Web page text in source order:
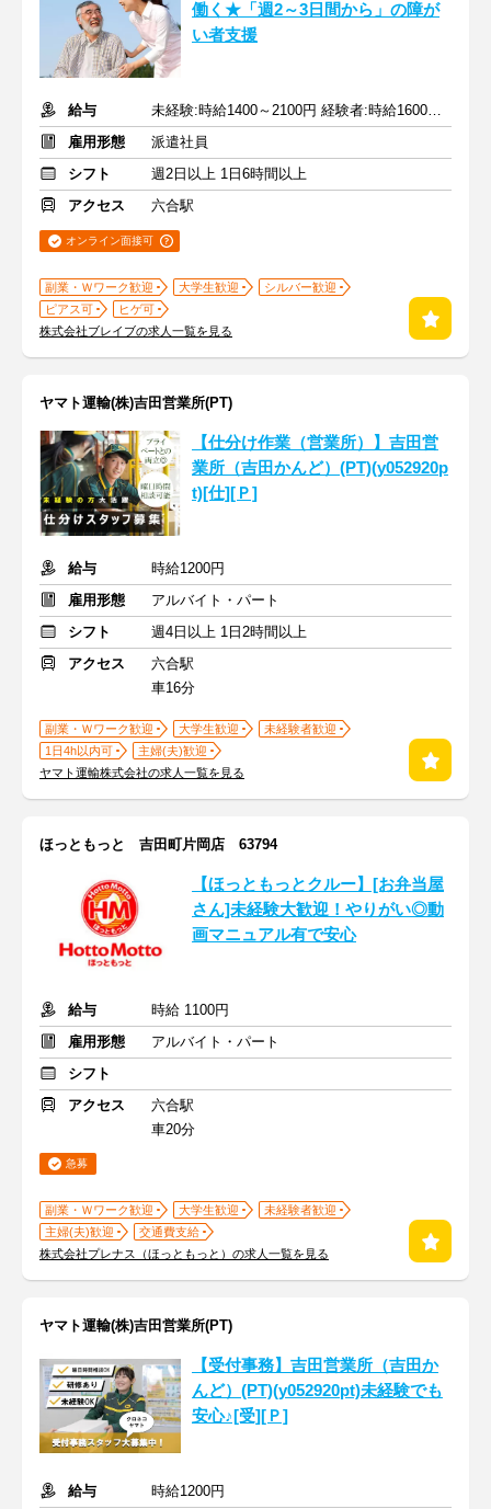
働く★「週2～3日間から」の障が
い者支援
給与
未経験:時給1400～2100円 経験者:時給1600～2400円+交通費全額
雇用形態
派遣社員
シフト
週2日以上 1日6時間以上
アクセス
六合駅
オンライン面接可
副業・Ｗワーク歓迎 大学生歓迎
シルバー歓迎
ピアス可
ヒゲ可
株式会社ブレイブの求人一覧を見る
ヤマト運輸(株)吉田営業所(PT)
【仕分け作業（営業所）】吉田営
業所（吉田かんど）(PT)(y052920p
t)[仕][Ｐ]
給与
時給1200円
雇用形態
アルバイト・パート
シフト
週4日以上 1日2時間以上
アクセス
六合駅
車16分
副業・Ｗワーク歓迎 大学生歓迎
未経験者歓迎
1日4h以内可
主婦(夫)歓迎
ヤマト運輸株式会社の求人一覧を見る
ほっともっと 吉田町片岡店 63794
【ほっともっとクルー】[お弁当屋
さん]未経験大歓迎！やりがい◎動
画マニュアル有で安心
給与
時給 1100円
雇用形態
アルバイト・パート
シフト
アクセス
六合駅
車20分
急募
副業・Ｗワーク歓迎 大学生歓迎
未経験者歓迎
主婦(夫)歓迎
交通費支給
株式会社プレナス（ほっともっと）の求人一覧を見る
ヤマト運輸(株)吉田営業所(PT)
【受付事務】吉田営業所（吉田か
んど）(PT)(y052920pt)未経験でも
安心♪[受][Ｐ]
給与
時給1200円